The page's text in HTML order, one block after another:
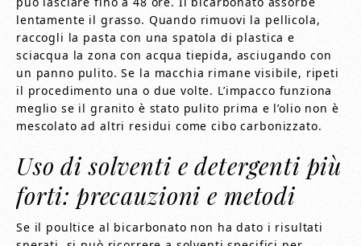
lentamente il grasso. Quando rimuovi la pellicola,
raccogli la pasta con una spatola di plastica e
sciacqua la zona con acqua tiepida, asciugando con
un panno pulito. Se la macchia rimane visibile, ripeti
il procedimento una o due volte. L’impacco funziona
meglio se il granito è stato pulito prima e l’olio non è
mescolato ad altri residui come cibo carbonizzato.
Uso di solventi e detergenti più
forti: precauzioni e metodi
Se il poultice al bicarbonato non ha dato i risultati